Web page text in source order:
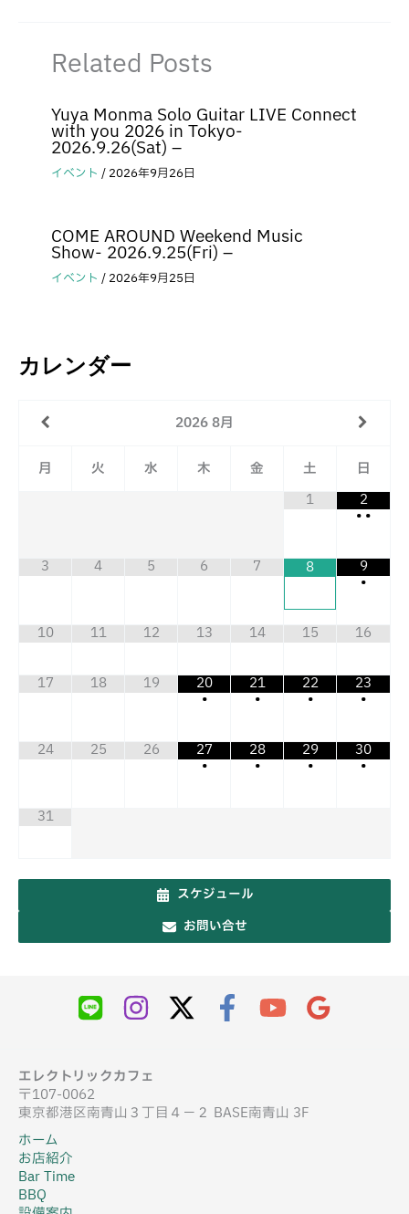
Related Posts
Yuya Monma Solo Guitar LIVE Connect
with you 2026 in Tokyo-
2026.9.26(Sat) –
イベント / 2026年9月26日
COME AROUND Weekend Music
Show- 2026.9.25(Fri) –
イベント / 2026年9月25日
カレンダー
20268月
月 火 水 木 金 土
日
1
2
• •
3 4 5 6 7 8
9
•
10 11 12 13 14 15 16
17 18 19
20
•
21
•
22
•
23
•
24 25 26
27
•
28
•
29
•
30
•
31
スケジュール
お問い合せ
エレクトリックカフェ
〒107-0062
東京都港区南青山３丁目４−２ BASE南青山 3F
ホーム
お店紹介
Bar Time
BBQ